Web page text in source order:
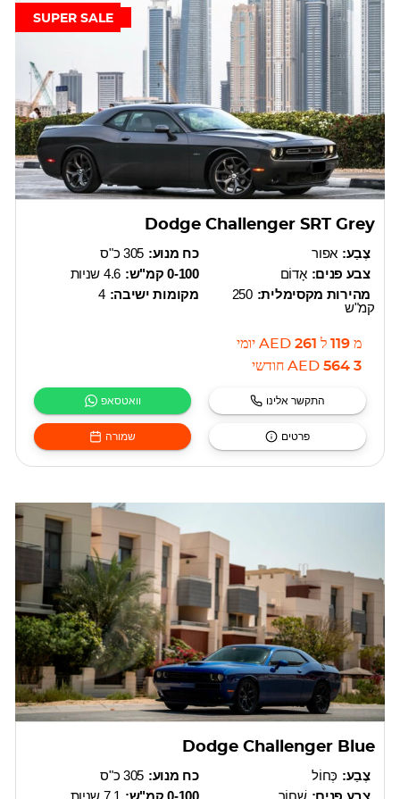
SUPER SALE
Dodge Challenger SRT Grey
כח מנוע: 305 כ"ס
0-100 קמ"ש:
4.6 שניות
מקומות ישיבה: 4
צֶבַע: אפור
צבע פנים: אָדוֹם
מהירות מקסימלית: 250
קמ"ש
מ 119 ל 261
AED יומי
3 564
AED חודשי
וואטסאפ התקשר אלינו
שמורה פרטים
Dodge Challenger Blue
כח מנוע: 305 כ"ס
0-100 קמ"ש:
7.1 שניות
צֶבַע: כְּחוֹל
צבע פנים: שָׁחוֹר